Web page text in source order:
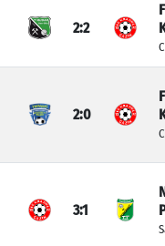
2:2
2:0
3:1